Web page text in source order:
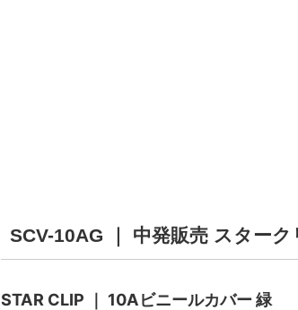
SCV-10AG ｜ 中発販売 スター
STAR CLIP ｜ 10Aビニールカバー 緑